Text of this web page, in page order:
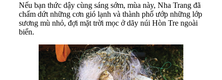
Nếu bạn thức dậy cùng sáng sớm, mùa này, Nha Trang đã
chấm dứt những cơn gió lạnh và thành phố ướp những lớp
sương mù nhỏ, đợi mặt trời mọc ở dãy núi Hòn Tre ngoài
biển.